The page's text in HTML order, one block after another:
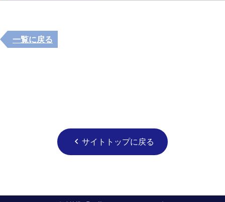
一覧に戻る
chevron_left サイトトップに戻る